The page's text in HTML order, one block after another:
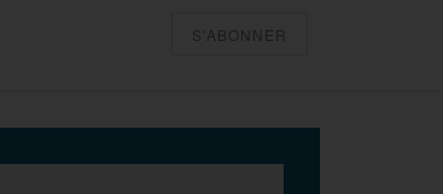
S'ABONNER